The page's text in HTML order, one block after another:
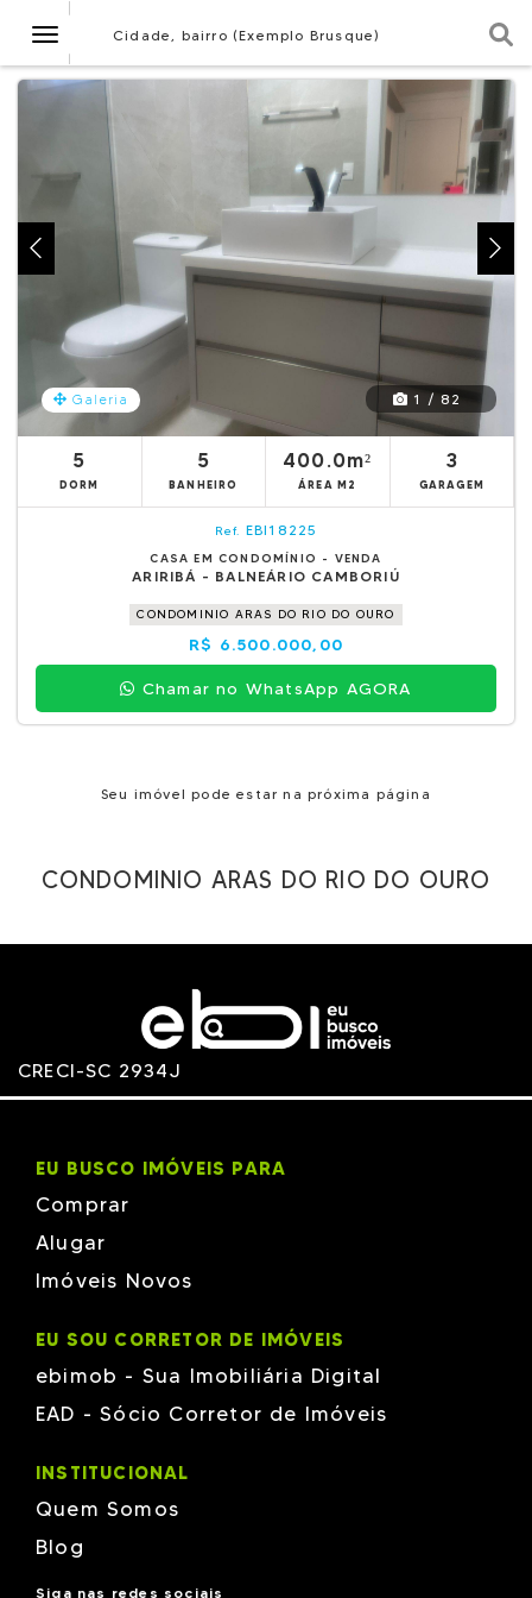
NavegaçãoCidade, bairro (Exemplo Brusque)
Galeria 1 / 82
5
DORM
5
BANHEIRO
400.0m²
ÁREA M2
3
GARAGEM
Ref. EBI18225
CASA EM CONDOMÍNIO - VENDA
ARIRIBÁ - BALNEÁRIO CAMBORIÚ
CONDOMINIO ARAS DO RIO DO OURO
R$ 6.500.000,00
Chamar no WhatsApp AGORA
Seu imóvel pode estar na próxima página
CONDOMINIO ARAS DO RIO DO OURO
CRECI-SC 2934J
EU BUSCO IMÓVEIS PARA
Comprar
Alugar
Imóveis Novos
EU SOU CORRETOR DE IMÓVEIS
ebimob - Sua Imobiliária Digital
EAD - Sócio Corretor de Imóveis
INSTITUCIONAL
Quem Somos
Blog
Siga nas redes sociais